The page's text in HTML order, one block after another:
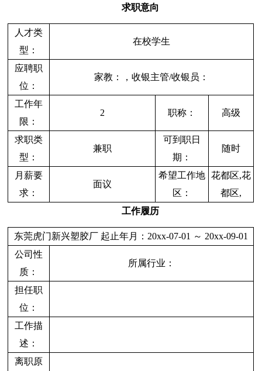
求职意向
人才类
型：
在校学生
应聘职
位：
家教：，收银主管/收银员：
工作年
限：
2 职称： 高级
求职类
型：
兼职
可到职日
期：
随时
月薪要
求：
面议
希望工作地
区：
花都区,花
都区,
工作履历
东莞虎门新兴塑胶厂 起止年月：20xx-07-01 ～ 20xx-09-01
公司性
质：
所属行业：
担任职
位：
工作描
述：
离职原